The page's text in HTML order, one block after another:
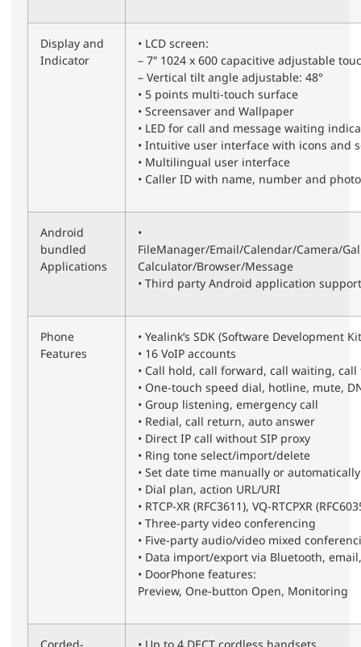
Display and
Indicator
• LCD screen:
– 7″ 1024 x 600 capacitive adjustable
– Vertical tilt angle adjustable: 48°
• 5 points multi-touch surface
• Screensaver and Wallpaper
• LED for call and message waiting
• Intuitive user interface with icons and
• Multilingual user interface
• Caller ID with name, number and photo
Android
bundled
Applications
•
FileManager/Email/Calendar/Camera/
Calculator/Browser/Message
• Third party Android application support
Phone
Features
• Yealink’s SDK (Software Development
• 16 VoIP accounts
• Call hold, call forward, call waiting,
• One-touch speed dial, hotline, mute,
• Group listening, emergency call
• Redial, call return, auto answer
• Direct IP call without SIP proxy
• Ring tone select/import/delete
• Set date time manually or automatically
• Dial plan, action URL/URI
• RTCP-XR (RFC3611), VQ-RTCPXR
• Three-party video conferencing
• Five-party audio/video mixed
• Data import/export via Bluetooth,
• DoorPhone features:
Preview, One-button Open, Monitoring